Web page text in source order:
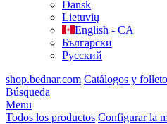
Dansk
Lietuvių
English - CA
Български
Русский
shop.bednar.com Catálogos y
Búsqueda
Menu
Todos los productos Configurar la